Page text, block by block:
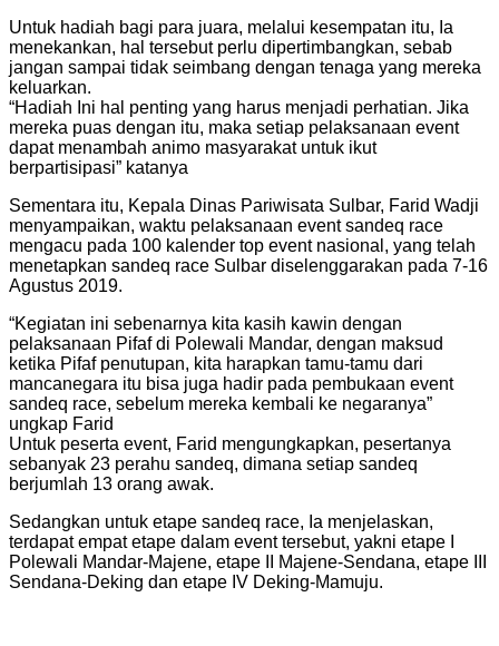
Untuk hadiah bagi para juara, melalui kesempatan itu, Ia
menekankan, hal tersebut perlu dipertimbangkan, sebab
jangan sampai tidak seimbang dengan tenaga yang mereka
keluarkan.
“Hadiah Ini hal penting yang harus menjadi perhatian. Jika
mereka puas dengan itu, maka setiap pelaksanaan event
dapat menambah animo masyarakat untuk ikut
berpartisipasi” katanya
Sementara itu, Kepala Dinas Pariwisata Sulbar, Farid Wadji
menyampaikan, waktu pelaksanaan event sandeq race
mengacu pada 100 kalender top event nasional, yang telah
menetapkan sandeq race Sulbar diselenggarakan pada 7-16
Agustus 2019.
“Kegiatan ini sebenarnya kita kasih kawin dengan
pelaksanaan Pifaf di Polewali Mandar, dengan maksud
ketika Pifaf penutupan, kita harapkan tamu-tamu dari
mancanegara itu bisa juga hadir pada pembukaan event
sandeq race, sebelum mereka kembali ke negaranya”
ungkap Farid
Untuk peserta event, Farid mengungkapkan, pesertanya
sebanyak 23 perahu sandeq, dimana setiap sandeq
berjumlah 13 orang awak.
Sedangkan untuk etape sandeq race, Ia menjelaskan,
terdapat empat etape dalam event tersebut, yakni etape I
Polewali Mandar-Majene, etape II Majene-Sendana, etape III
Sendana-Deking dan etape IV Deking-Mamuju.